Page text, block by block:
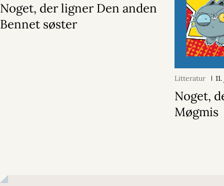
Noget, der ligner Den anden
Bennet søster
Litteratur
Noget,
Møgmis